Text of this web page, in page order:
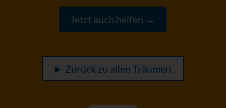
Jetzt auch helfen →
► Zurück zu allen Träumen.